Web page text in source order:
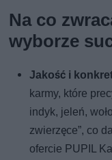
Na co
wyborze
Jakość i
karmy, które
indyk, jeleń,
zwierzęce”, co
ofercie PUPIL